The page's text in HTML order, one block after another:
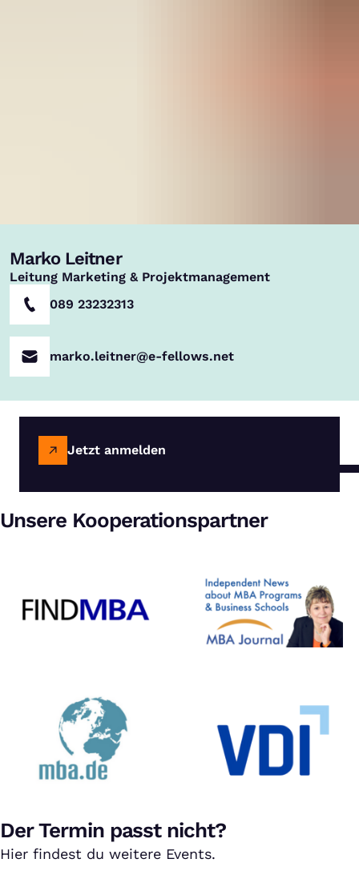
Marko Leitner
,
Leitung Marketing & Projektmanagement
089 23232313
marko.leitner@e-fellows.net
Jetzt anmelden
Unsere Kooperationspartner
Der Termin passt nicht?
Hier findest du weitere Events.